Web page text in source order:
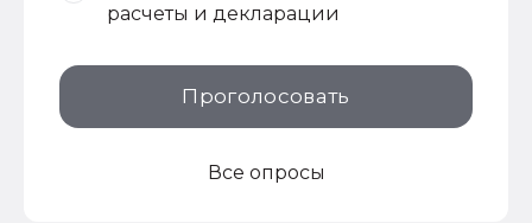
расчеты и декларации
Проголосовать
Все опросы